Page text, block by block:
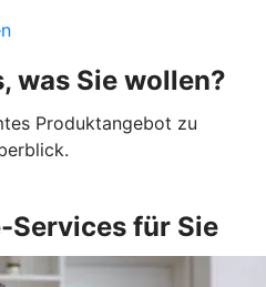
was Sie wollen?
Produktangebot zu
Services für Sie